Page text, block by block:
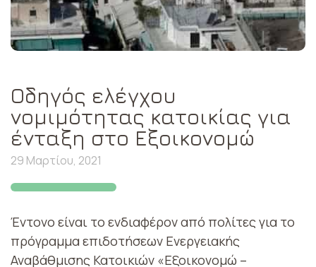
Οδηγός ελέγχου
νομιμότητας κατοικίας για
ένταξη στο Εξοικονομώ
29 Μαρτίου, 2021
Έντονο είναι το ενδιαφέρον από πολίτες για το
πρόγραμμα επιδοτήσεων Ενεργειακής
Αναβάθμισης Κατοικιών «Εξοικονομώ –